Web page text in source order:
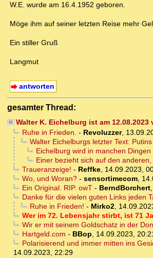
W.E. wurde am 16.4.1952 geboren.
Möge ihm auf seiner letzten Reise mehr
Ein stiller Gruß
Langmut
antworten
gesamter Thread:
Walter K. Eichelburg ist am
Ruhe in Frieden. - Revoluzzer,
Walter Eichelburgs letzter Text:
Eichelburg wird in manchen
Einer bezieht sich auf den
Traueranzeige! - Reffke, 14.09.2023,
Wo, und Woran?- sensortimecom,
Ein Original. RIP. owT- BerndBorchert,
Danke für die vielen guten Links jeden
Ruhe in Frieden! - Mirko2,
Wer im 72. Lebensjahr stirbt, ist 71
Wir er mit seinem Goldschatz in der
Hartgeld.com - BBop, 14.09.2023,
Polarisierend und immer mitten ins
14.09.2023, 22:29